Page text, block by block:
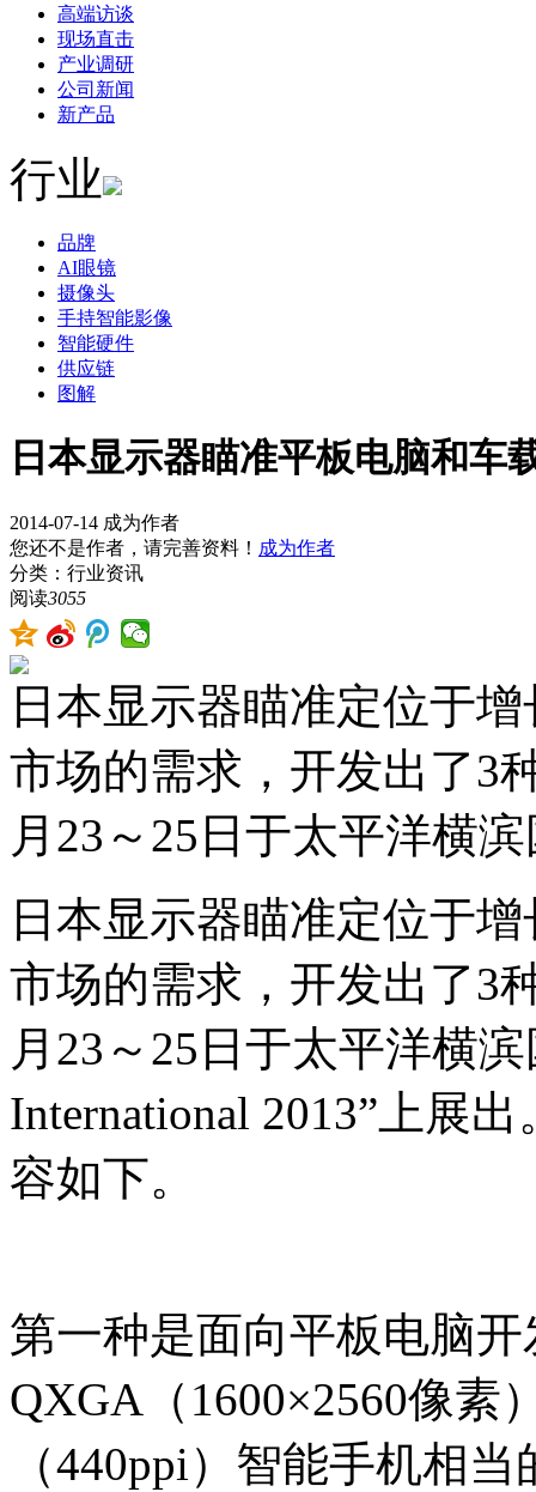
高端访谈
现场直击
产业调研
公司新闻
新产品
行业
品牌
AI眼镜
摄像头
手持智能影像
智能硬件
供应链
图解
日本显示器瞄准平板电脑和车
2014-07-14 成为作者
您还不是作者，请完善资料！ 成为作者
分类：行业资讯
阅读3055
日本显示器瞄准定位于
市场的需求，开发出了3
月23～25日于太平洋横
日本显示器瞄准定位于
市场的需求，开发出了3
月23～25日于太平洋横
International 2013”上展
容如下。
第一种是面向平板电脑
QXGA（1600×2560像素
（440ppi）智能手机相